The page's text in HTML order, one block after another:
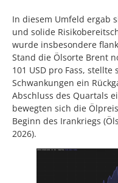
In diesem Umfeld ergab
und solide
wurde insbesondere
Stand die Ölsorte Brent
101 USD pro Fass,
Schwankungen ein
Abschluss des Quartals
bewegten sich die
Beginn des Irankriegs
2026).